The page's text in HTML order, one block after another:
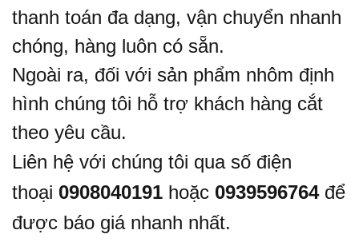
thanh toán đa dạng, vận chuyển nhanh
chóng, hàng luôn có sẵn.
Ngoài ra, đối với sản phẩm nhôm định
hình chúng tôi hỗ trợ khách hàng cắt
theo yêu cầu.
Liên hệ với chúng tôi qua số điện
thoại 0908040191 hoặc 0939596764để
được báo giá nhanh nhất.